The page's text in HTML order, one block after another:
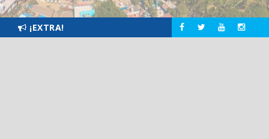
¡EXTRA!